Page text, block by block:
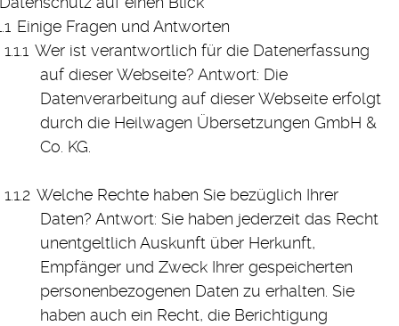
Einige Fragen und Antworten
Wer ist verantwortlich für die Datenerfassung
auf dieser Webseite? Antwort: Die
Datenverarbeitung auf dieser Webseite erfolgt
durch die Heilwagen Übersetzungen GmbH &
Co. KG.
Welche Rechte haben Sie bezüglich Ihrer
Daten? Antwort: Sie haben jederzeit das Recht
unentgeltlich Auskunft über Herkunft,
Empfänger und Zweck Ihrer gespeicherten
personenbezogenen Daten zu erhalten. Sie
haben auch ein Recht, die Berichtigung